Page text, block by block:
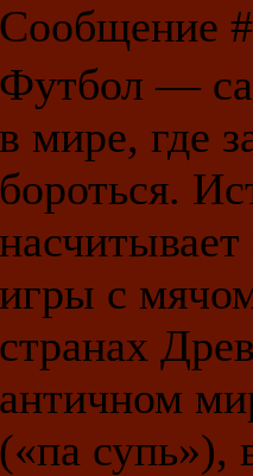
Сообщение
Футбол —
в мире, где
бороться.
игры с
странах
античном
(«па супь»),